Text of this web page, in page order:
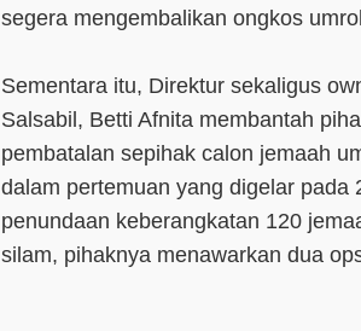
segera mengembalikan ongkos
Sementara itu, Direktur sekaligus
Salsabil, Betti Afnita membantah
pembatalan sepihak calon jemaah
dalam pertemuan yang digelar pada
penundaan keberangkatan 120
silam, pihaknya menawarkan dua